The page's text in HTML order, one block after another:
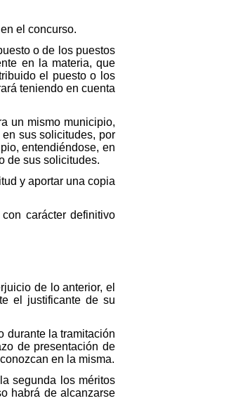
el concurso.
o de los puestos
en la materia, que
el puesto o los
teniendo en cuenta
un mismo municipio,
sus solicitudes, por
entendiéndose, en
de sus solicitudes.
y aportar una copia
carácter definitivo
de lo anterior, el
el justificante de su
durante la tramitación
de presentación de
en la misma.
segunda los méritos
habrá de alcanzarse